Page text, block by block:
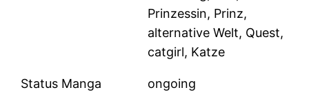
Prinzessin, Prinz,
alternative Welt, Quest,
catgirl, Katze
Status Manga ongoing